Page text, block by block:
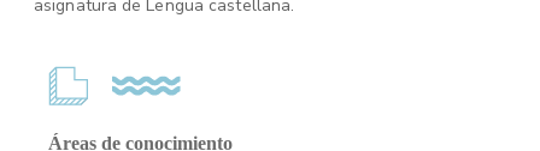
asignatura de Lengua castellana.
Áreas de conocimiento